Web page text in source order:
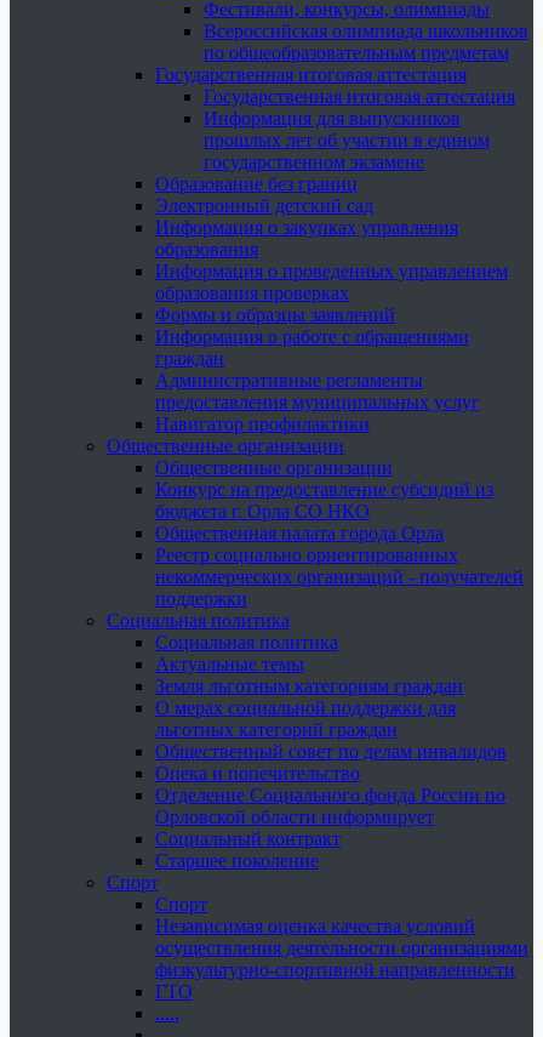
Фестивали, конкурсы, олимпиады
Всероссийская олимпиада школьников
по общеобразовательным предметам
Государственная итоговая аттестация
Государственная итоговая аттестация
Информация для выпускников
прошлых лет об участии в едином
государственном экзамене
Образование без границ
Электронный детский сад
Информация о закупках управления
образования
Информация о проведенных управлением
образования проверках
Формы и образцы заявлений
Информация о работе с обращениями
граждан
Административные регламенты
предоставления муниципальных услуг
Навигатор профилактики
Общественные организации
Общественные организации
Конкурс на предоставление субсидий из
бюджета г. Орла СО НКО
Общественная палата города Орла
Реестр социально ориентированных
некоммерческих организаций - получателей
поддержки
Социальная политика
Социальная политика
Актуальные темы
Земля льготным категориям граждан
О мерах социальной поддержки для
льготных категорий граждан
Общественный совет по делам инвалидов
Опека и попечительство
Отделение Социального фонда России по
Орловской области информирует
Социальный контракт
Старшее поколение
Спорт
Спорт
Независимая оценка качества условий
осуществления деятельности организациями
физкультурно-спортивной направленности
ГТО
.....